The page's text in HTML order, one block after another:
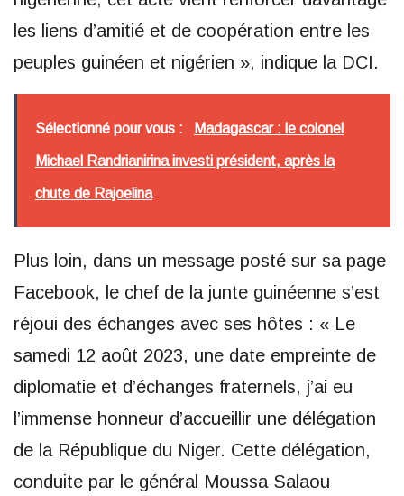
les liens d’amitié et de coopération entre les
peuples guinéen et nigérien », indique la DCI.
Sélectionné pour vous : Madagascar : le colonel
Michael Randrianirina investi président, après la
chute de Rajoelina
Plus loin, dans un message posté sur sa page
Facebook, le chef de la junte guinéenne s’est
réjoui des échanges avec ses hôtes : « Le
samedi 12 août 2023, une date empreinte de
diplomatie et d’échanges fraternels, j’ai eu
l’immense honneur d’accueillir une délégation
de la République du Niger. Cette délégation,
conduite par le général Moussa Salaou